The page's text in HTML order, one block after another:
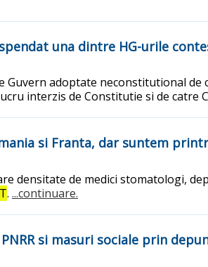
una dintre HG-urile
Guvern adoptate neconstitutional de
interzis de Constitutie si de
si Franta, dar suntem
densitate de medici stomatologi,
. ...continuare.
si masuri sociale prin